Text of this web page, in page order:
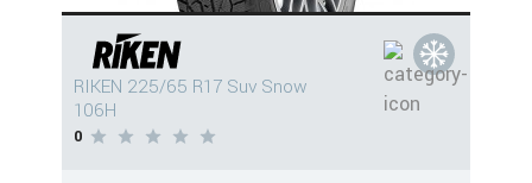
RIKEN 225/65 R17 Suv Snow
106H
0